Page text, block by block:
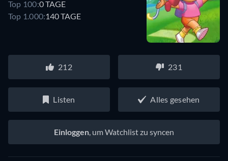
Top 100:0 TAGE
Top 1.000:140 TAGE
212 231
Listen Alles gesehen
Einloggen , um Watchlist zu syncen